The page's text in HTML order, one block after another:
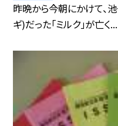
昨晩から今朝にかけて、
ギ)だった「ミルク」が亡く...